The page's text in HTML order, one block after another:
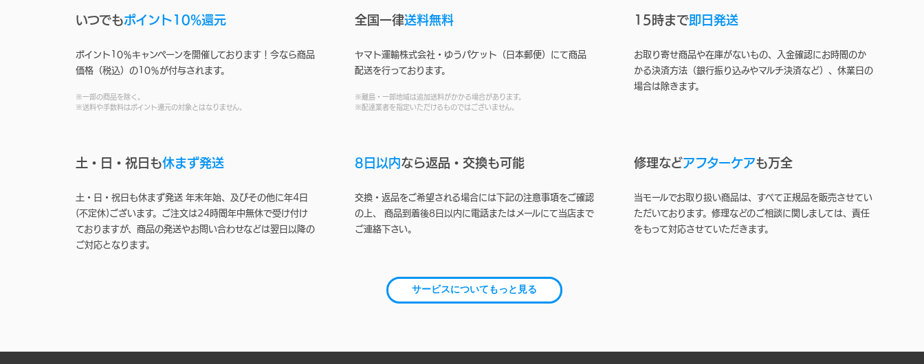
いつでもポイント10%還元
ポイント10％キャンペーンを開催しております！今なら商品
価格（税込）の10％が付与されます。
※一部の商品を除く。
※送料や手数料はポイント還元の対象とはなりません。
全国一律送料無料
ヤマト運輸株式会社・ゆうパケット（日本郵便）にて商品
配送を行っております。
※離島・一部地域は追加送料がかかる場合があります。
※配達業者を指定いただけるものではございません。
15時まで即日発送
お取り寄せ商品や在庫がないもの、入金確認にお時間のか
かる決済方法（銀行振り込みやマルチ決済など）、休業日の
場合は除きます。
土・日・祝日も休まず発送
土・日・祝日も休まず発送 年末年始、及びその他に年4日
(不定休)ございます。ご注文は24時間年中無休で受け付け
ておりますが、商品の発送やお問い合わせなどは翌日以降の
ご対応となります。
8日以内なら返品・交換も可能
交換・返品をご希望される場合には下記の注意事項をご確認
の上、 商品到着後8日以内に電話またはメールにて当店まで
ご連絡下さい。
修理などアフターケアも万全
当モールでお取り扱い商品は、すべて正規品を販売させてい
ただいております。修理などのご相談に関しましては、責任
をもって対応させていただきます。
サービスについてもっと見る